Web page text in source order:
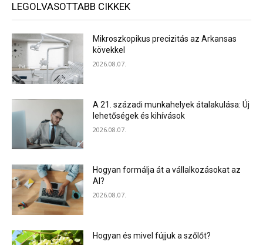
LEGOLVASOTTABB CIKKEK
Mikroszkopikus precizitás az Arkansas
kövekkel
2026.08.07.
A 21. századi munkahelyek átalakulása: Új
lehetőségek és kihívások
2026.08.07.
Hogyan formálja át a vállalkozásokat az
AI?
2026.08.07.
Hogyan és mivel fújjuk a szőlőt?